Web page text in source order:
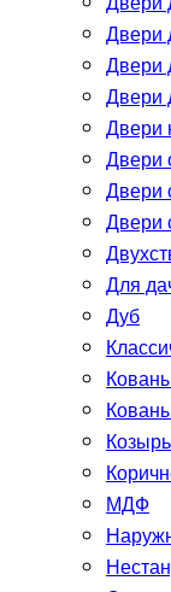
Двери
Двери
Двери
Двери
Двери
Двери
Двери
Для
Дуб
МДФ